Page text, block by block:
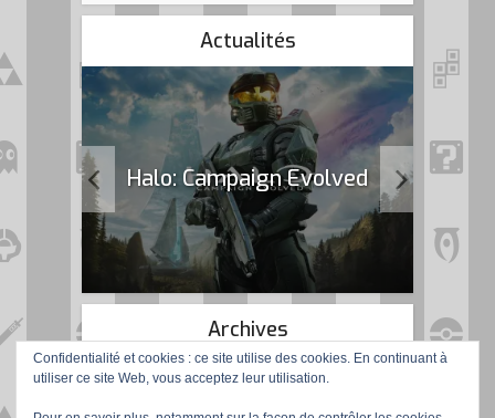
Actualités
Halo: Campaign Evolved
Archives
Confidentialité et cookies : ce site utilise des cookies. En continuant à
utiliser ce site Web, vous acceptez leur utilisation.